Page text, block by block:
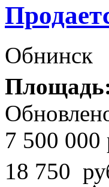
Обнинск
7 500 000
18 750